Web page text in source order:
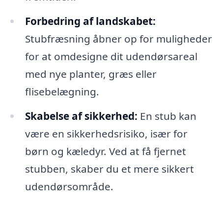
Forbedring af landskabet:
Stubfræsning åbner op for muligheder
for at omdesigne dit udendørsareal
med nye planter, græs eller
flisebelægning.
Skabelse af sikkerhed: En stub kan
være en sikkerhedsrisiko, især for
børn og kæledyr. Ved at få fjernet
stubben, skaber du et mere sikkert
udendørsområde.